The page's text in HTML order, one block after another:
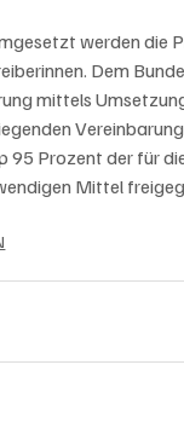
werden die
Dem
mittels
95 Prozent der für
Mittel